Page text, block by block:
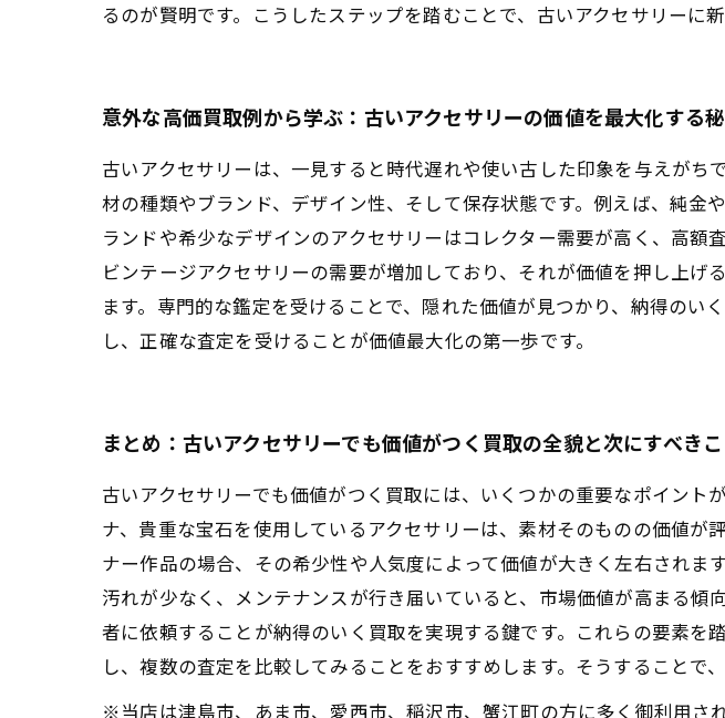
るのが賢明です。こうしたステップを踏むことで、古いアクセサリーに
意外な高価買取例から学ぶ：古いアクセサリーの価値を最大化する
古いアクセサリーは、一見すると時代遅れや使い古した印象を与えが
材の種類やブランド、デザイン性、そして保存状態です。例えば、純
ランドや希少なデザインのアクセサリーはコレクター需要が高く、高額
ビンテージアクセサリーの需要が増加しており、それが価値を押し上
ます。専門的な鑑定を受けることで、隠れた価値が見つかり、納得の
し、正確な査定を受けることが価値最大化の第一歩です。
まとめ：古いアクセサリーでも価値がつく買取の全貌と次にすべきこ
古いアクセサリーでも価値がつく買取には、いくつかの重要なポイン
ナ、貴重な宝石を使用しているアクセサリーは、素材そのものの価値
ナー作品の場合、その希少性や人気度によって価値が大きく左右され
汚れが少なく、メンテナンスが行き届いていると、市場価値が高まる
者に依頼することが納得のいく買取を実現する鍵です。これらの要素
し、複数の査定を比較してみることをおすすめします。そうすることで
※当店は津島市、あま市、愛西市、稲沢市、蟹江町の方に多く御利用され